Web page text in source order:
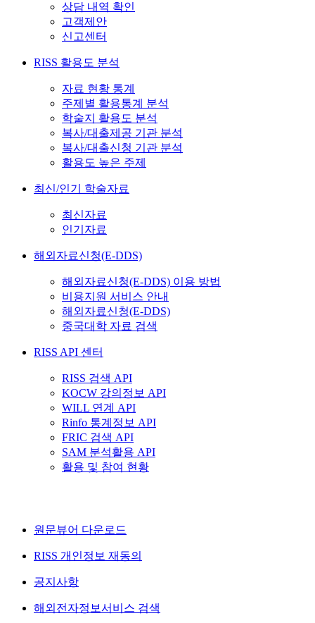
상담 내역 확인
고객제안
신고센터
RISS 활용도 분석
자료 현황 통계
주제별 활용통계 분석
학술지 활용도 분석
복사/대출제공 기관 분석
복사/대출신청 기관 분석
활용도 높은 주제
최신/인기 학술자료
최신자료
인기자료
해외자료신청(E-DDS)
해외자료신청(E-DDS) 이용 방법
비용지원 서비스 안내
해외자료신청(E-DDS)
중국대학 자료 검색
RISS API 센터
RISS 검색 API
KOCW 강의정보 API
WILL 연계 API
Rinfo 통계정보 API
FRIC 검색 API
SAM 분석활용 API
활용 및 참여 현황
원문뷰어 다운로드
RISS 개인정보 재동의
공지사항
해외전자정보서비스 검색